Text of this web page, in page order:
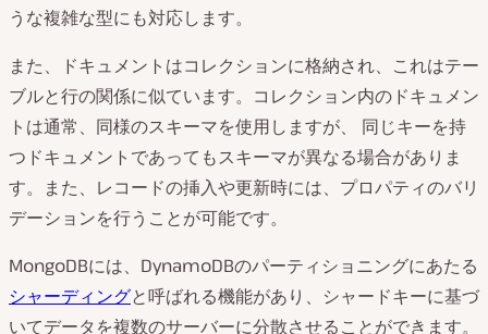
うな複雑な型にも対応します。
また、ドキュメントはコレクションに格納され、これはテー
ブルと行の関係に似ています。コレクション内のドキュメン
トは通常、同様のスキーマを使用しますが、 同じキーを持
つドキュメントであってもスキーマが異なる場合がありま
す。また、レコードの挿入や更新時には、プロパティのバリ
デーションを行うことが可能です。
MongoDBには、DynamoDBのパーティショニングにあたる
シャーディングと呼ばれる機能があり、シャードキーに基づ
いてデータを複数のサーバーに分散させることができます。